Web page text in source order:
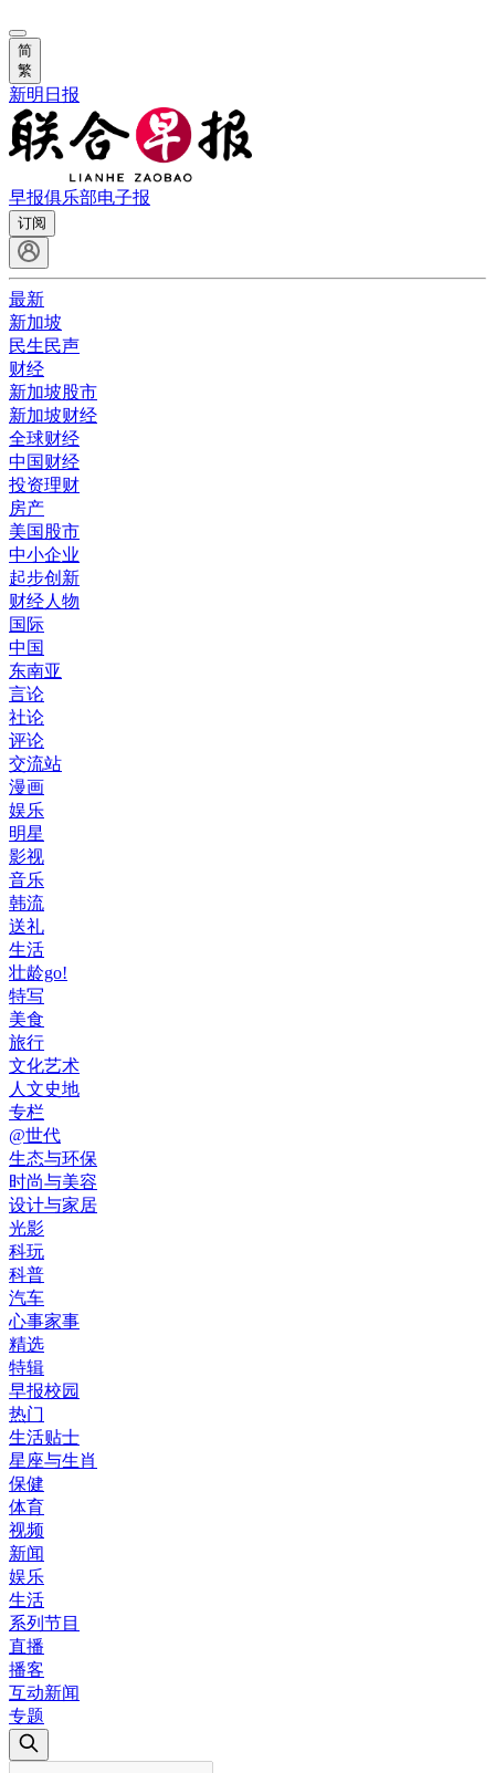
简
繁
新明日报
早报俱乐部电子报
订阅
最新
新加坡
民生民声
财经
新加坡股市
新加坡财经
全球财经
中国财经
投资理财
房产
美国股市
中小企业
起步创新
财经人物
国际
中国
东南亚
言论
社论
评论
交流站
漫画
娱乐
明星
影视
音乐
韩流
送礼
生活
壮龄go!
特写
美食
旅行
文化艺术
人文史地
专栏
@世代
生态与环保
时尚与美容
设计与家居
光影
科玩
科普
汽车
心事家事
精选
特辑
早报校园
热门
生活贴士
星座与生肖
保健
体育
视频
新闻
娱乐
生活
系列节目
直播
播客
互动新闻
专题